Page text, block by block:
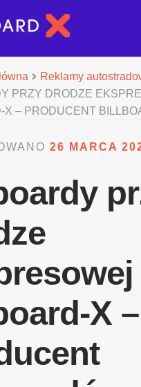
reklam
usługi
Reklamy
PRZY DRODZE
X – PRODUCENT
26 MARCA
X –